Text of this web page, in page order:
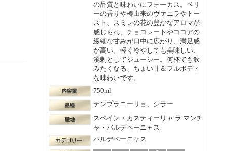
の品質と味わいにフォーカス。ベリ
ーの香りや樽由来のヴァニラやトー
スト、スミレの花の豊かなアロマが
感じられ、チョコレートやココアの
繊細な甘みが口中に広がり、満足感
が高い。軽く冷やしても美味しい、
溌剌としてジューシー。何杯でも飲
みたくなる、ちょい甘＆フルボディ
な味わいです。
750ml
テンプラニーリョ、シラー
スペイン・カスティーリャ ラ マンチ
ャ・バルデペーニャス
バルデペーニャス